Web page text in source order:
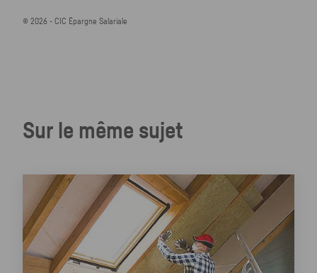
© 2026 - CIC Épargne Salariale
Sur le même sujet